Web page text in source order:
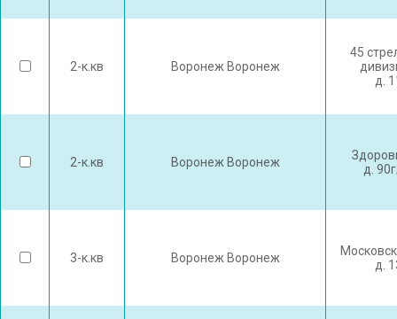
2-к.кв Воронеж Воронеж
45
д.
2-к.кв Воронеж Воронеж
д.
3-к.кв Воронеж Воронеж
д.